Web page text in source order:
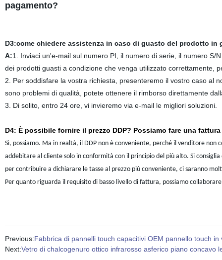
pagamento?
D3:come chiedere assistenza in caso di guasto del prodotto in
A:1. Inviaci un'e-mail sul numero PI, il numero di serie, il numero
dei prodotti guasti a condizione che venga utilizzato correttamente,
2. Per soddisfare la vostra richiesta, presenteremo il vostro caso al
sono problemi di qualità, potete ottenere il rimborso direttamente
3. Di solito, entro 24 ore, vi invieremo via e-mail le migliori soluzioni.
D4: È possibile fornire il prezzo DDP? Possiamo fare una
Sì, possiamo. Ma in realtà, il DDP non è conveniente, perché il venditore
addebitare al cliente solo in conformità con il principio del più alto. Si
per contribuire a dichiarare le tasse al prezzo più conveniente, ci saranno
Per quanto riguarda il requisito di basso livello di fattura, possiamo
Previous:Fabbrica di pannelli touch capacitivi OEM pannello touch
Next:Vetro di chalcogenuro ottico infrarosso asferico piano